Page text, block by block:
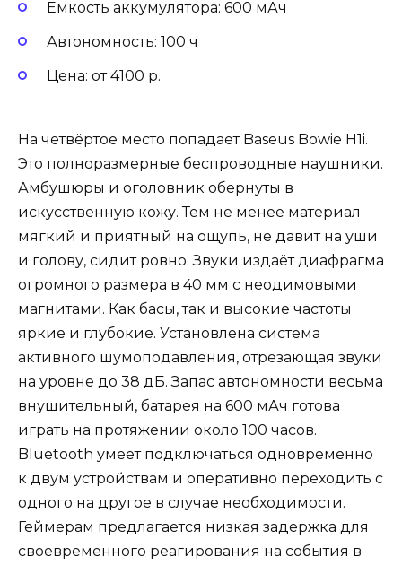
Ёмкость аккумулятора: 600 мАч
Автономность: 100 ч
Цена: от 4100 р.
На четвёртое место попадает Baseus Bowie H1i.
Это полноразмерные беспроводные наушники.
Амбушюры и оголовник обернуты в
искусственную кожу. Тем не менее материал
мягкий и приятный на ощупь, не давит на уши
и голову, сидит ровно. Звуки издаёт диафрагма
огромного размера в 40 мм с неодимовыми
магнитами. Как басы, так и высокие частоты
яркие и глубокие. Установлена система
активного шумоподавления, отрезающая звуки
на уровне до 38 дБ. Запас автономности весьма
внушительный, батарея на 600 мАч готова
играть на протяжении около 100 часов.
Bluetooth умеет подключаться одновременно
к двум устройствам и оперативно переходить с
одного на другое в случае необходимости.
Геймерам предлагается низкая задержка для
своевременного реагирования на события в